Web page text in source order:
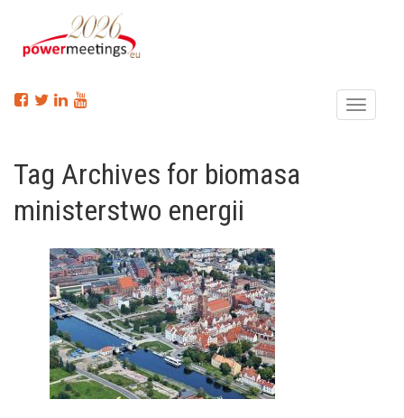
Menu
Tag Archives for biomasa
ministerstwo energii